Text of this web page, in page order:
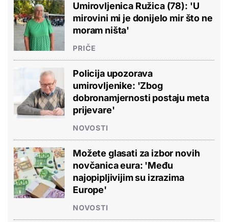
Umirovljenica Ružica (78): 'U
mirovini mi je donijelo mir što ne
moram ništa'
PRIČE
Policija upozorava
umirovljenike: 'Zbog
dobronamjernosti postaju meta
prijevare'
NOVOSTI
Možete glasati za izbor novih
novčanica eura: 'Među
najopipljivijim su izrazima
Europe'
NOVOSTI